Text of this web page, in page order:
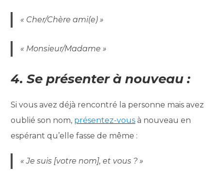
« Cher/Chère ami(e) »
« Monsieur/Madame »
4. Se présenter à nouveau :
Si vous avez déjà rencontré la personne mais avez
oublié son nom, présentez-vous à nouveau en
espérant qu’elle fasse de même :
« Je suis [votre nom], et vous ? »